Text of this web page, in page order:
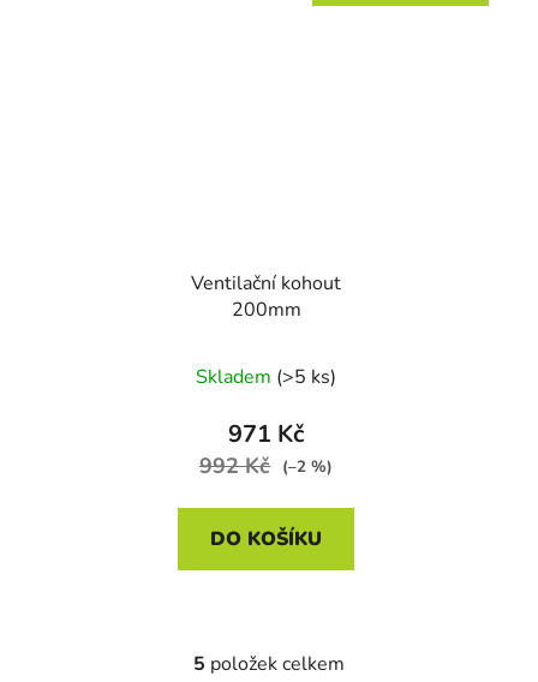
Ventilační kohout
200mm
Skladem (>5 ks)
971 Kč
992 Kč (–2 %)
DO KOŠÍKU
5 položek celkem